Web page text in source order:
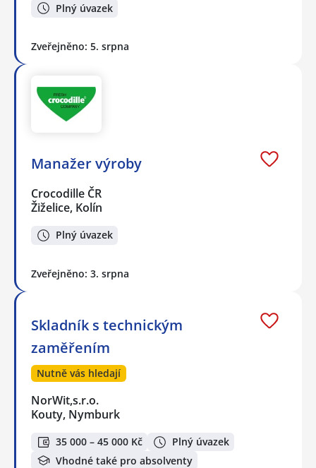
Plný úvazek
Zveřejněno: 5. srpna
Manažer výroby
Crocodille ČR
Žiželice, Kolín
Plný úvazek
Zveřejněno: 3. srpna
Skladník s technickým
zaměřením
Nutně vás hledají
NorWit,s.r.o.
Kouty, Nymburk
35 000 – 45 000 Kč
Plný úvazek
Vhodné také pro absolventy